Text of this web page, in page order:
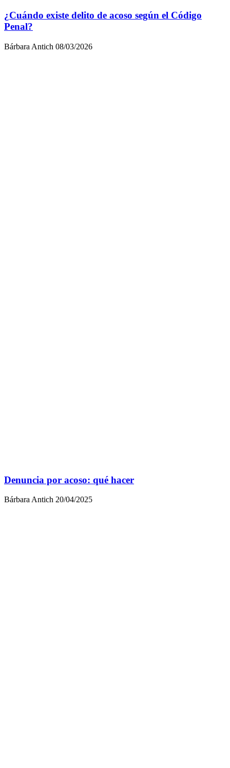
¿Cuándo existe delito de acoso según el Código
Penal?
Bárbara Antich 08/03/2026
Denuncia por acoso: qué hacer
Bárbara Antich 20/04/2025